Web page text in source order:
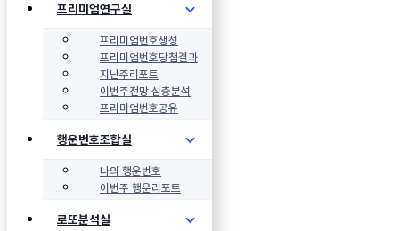
프리미엄연구실
프리미엄번호생성
프리미엄번호당첨결과
지난주리포트
이번주전망 심층분석
프리미엄번호공유
행운번호조합실
나의 행운번호
이번주 행운리포트
로또분석실